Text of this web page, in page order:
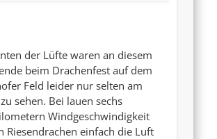
der Lüfte waren an diesem
beim Drachenfest auf dem
Feld leider nur selten am
sehen. Bei lauen sechs
Windgeschwindigkeit
Riesendrachen einfach die Luft